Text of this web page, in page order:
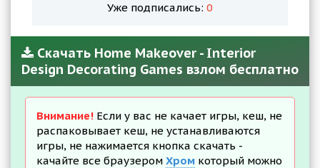
Уже подписались: 0
Скачать Home Makeover - Interior
Design Decorating Games взлом бесплатно
Внимание! Если у вас не качает игры, кеш, не
распаковывает кеш, не устанавливаются
игры, не нажимается кнопка скачать -
качайте все браузером Хром который можно